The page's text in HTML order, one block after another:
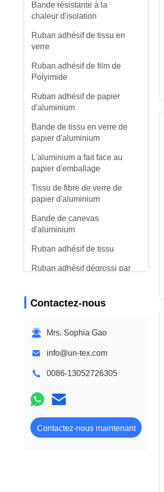
Bande résistante à la
chaleur d'isolation
Ruban adhésif de tissu en
verre
Ruban adhésif de film de
Polyimide
Ruban adhésif de papier
d'aluminium
Bande de tissu en verre de
papier d'aluminium
L'aluminium a fait face au
papier d'emballage
Tissu de fibre de verre de
papier d'aluminium
Bande de canevas
d'aluminium
Ruban adhésif de tissu
Ruban adhésif dégrossi par
Ruban adhésif d'ANIMAL
Moulage de précision de
précision
Panneau d'isolation
électrique
Contactez-nous
Mrs. Sophia Gao
info@un-tex.com
0086-13052726305
Contactez-nous maintenant